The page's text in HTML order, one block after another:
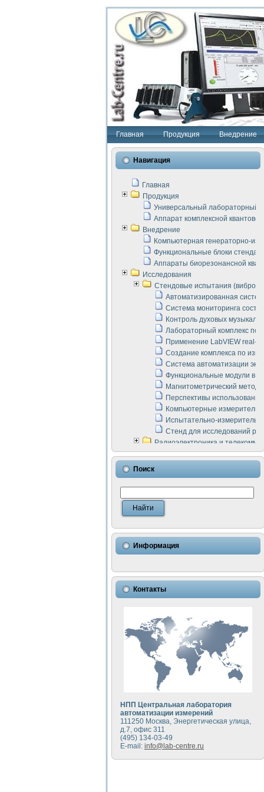
Главная Продукция Внедрение
Навигация
Главная
Продукция
Универсальный лабораторный
Аппарат комплексной
Внедрение
Компьютерная генераторно-
Функциональные блоки стенда
Аппараты биорезонансной
Исследования
Стендовые испытания
Автоматизированная
Система мониторинга
Контроль духовых
Лабораторный комплекс по
Применение LabVIEW real-
Создание комплекса по
Система автоматизации
Функциональные модули в
Магнитометрический метод
Перспективы
Компьютерные
Испытательно-
Стенд для исследований
Радиоэлектроника и
LabVIEW в расчетах
Аппаратно-программный
Виртуальный
Измерение шумовых
Измерительный
Инструменты для
Инструменты для
Использование NI LabVIEW
Исследовние возможности
Математическое
Моделирование и
Применение
Симуляция отклика
Автоматизация
Блок гальванической
Разработка
Применение среды
Портативная система для
Использование LabVIEW
Устройство для снятия
Передовые научные
Автоматизированная
Автоматизированный
Визуализация
Виртуальный прибор для
Исследование возможности
Исследование кинетики
Комплекс
Метод прогнозирования
Поиск
Информация
Контакты
НПП Центральная лаборатория
автоматизации измерений
111250 Москва, Энергетическая улица,
д.7, офис 311
(495) 134-03-49
E-mail: info@lab-centre.ru